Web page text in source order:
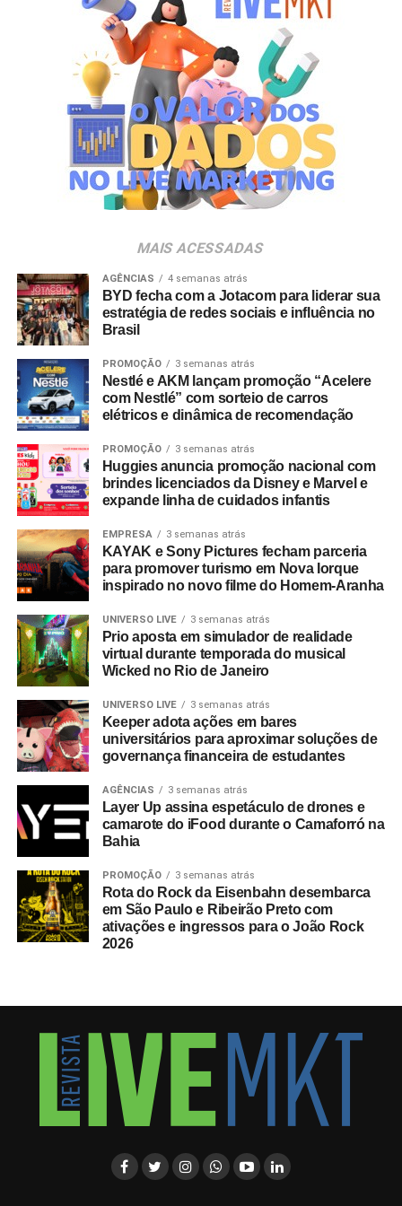
Durante o encontro, o evento sediará também mais uma
edição do Prêmio Excelência em Marca Própria,
premiação criada para reconhecer os cases de maior
destaque na indústria e no varejo nacional. Entre as
empresas com presença executiva confirmada estão
Carrefour, Assaí Atacadista, Magalu, Panvel, Pague
Menos, Rappi e Dalben. “As marcas próprias vivem um
momento de expansão no Brasil e vêm conquistando um
papel cada vez mais estratégico tanto para varejistas
o fortalecimento desse mercado, que ainda tem um
enorme potencial de crescimento no país”, destaca
Johnny Reitzfeld, fundador e
O credenciamento é destinado a profissionais de toda a
cadeia produtiva — incluindo varejistas, fabricantes,
distribuidores, fornecedores e consultores —
interessados no mapeamento de tendências e na
geração de novas parcerias comerciais.
MAIS ACESSADAS
AGÊNCIAS 4 semanas atrás
BYD fecha com a Jotacom para liderar sua
estratégia de redes sociais e influência no
Brasil
PROMOÇÃO 3 semanas atrás
Nestlé e AKM lançam promoção “Acelere
com Nestlé” com sorteio de carros
elétricos e dinâmica de recomendação
PROMOÇÃO 3 semanas atrás
Huggies anuncia promoção nacional com
brindes licenciados da Disney e Marvel e
expande linha de cuidados infantis
EMPRESA 3 semanas atrás
KAYAK e Sony Pictures fecham parceria
para promover turismo em Nova Iorque
inspirado no novo filme do Homem-Aranha
UNIVERSO LIVE 3 semanas atrás
Prio aposta em simulador de realidade
virtual durante temporada do musical
Wicked no Rio de Janeiro
UNIVERSO LIVE 3 semanas atrás
Keeper adota ações em bares
universitários para aproximar soluções de
governança financeira de estudantes
AGÊNCIAS 3 semanas atrás
Layer Up assina espetáculo de drones e
camarote do iFood durante o Camaforró na
Bahia
PROMOÇÃO 3 semanas atrás
Rota do Rock da Eisenbahn desembarca
em São Paulo e Ribeirão Preto com
ativações e ingressos para o João Rock
2026